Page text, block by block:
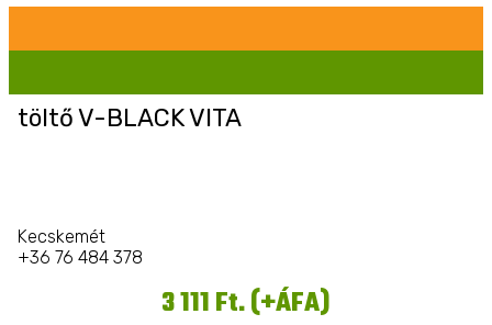
töltő V-BLACK VITA
Kecskemét
+36 76 484 378
3 111 Ft. (+ÁFA)